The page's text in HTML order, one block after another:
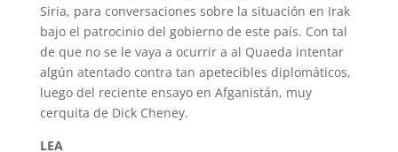
Siria, para conversaciones sobre la situación en Irak
bajo el patrocinio del gobierno de este país. Con tal
de que no se le vaya a ocurrir a al Quaeda intentar
algún atentado contra tan apetecibles diplomáticos,
luego del reciente ensayo en Afganistán, muy
cerquita de Dick Cheney.
LEA